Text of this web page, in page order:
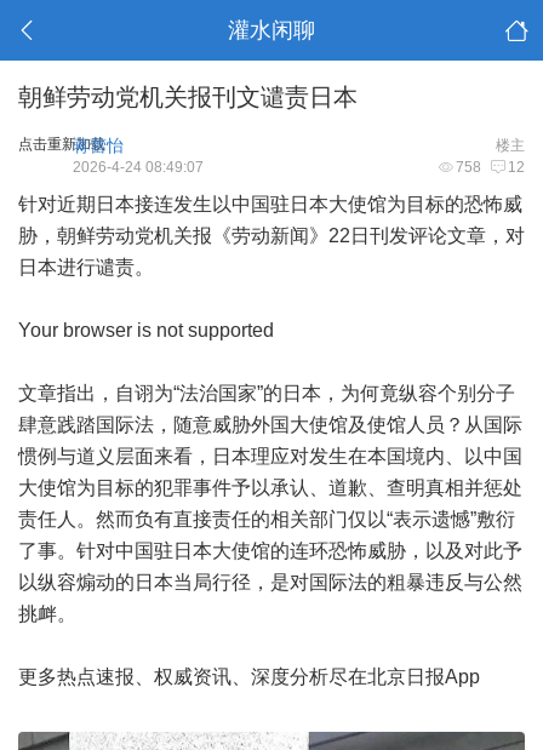
灌水闲聊
朝鲜劳动党机关报刊文谴责日本
点击重新加载 楼主
蒋蕾怡
758 12
2026-4-24 08:49:07
针对近期日本接连发生以中国驻日本大使馆为目标的恐怖威
胁，朝鲜劳动党机关报《劳动新闻》22日刊发评论文章，对
日本进行谴责。
Your browser is not supported
文章指出，自诩为“法治国家”的日本，为何竟纵容个别分子
肆意践踏国际法，随意威胁外国大使馆及使馆人员？从国际
惯例与道义层面来看，日本理应对发生在本国境内、以中国
大使馆为目标的犯罪事件予以承认、道歉、查明真相并惩处
责任人。然而负有直接责任的相关部门仅以“表示遗憾”敷衍
了事。针对中国驻日本大使馆的连环恐怖威胁，以及对此予
以纵容煽动的日本当局行径，是对国际法的粗暴违反与公然
挑衅。
更多热点速报、权威资讯、深度分析尽在北京日报App